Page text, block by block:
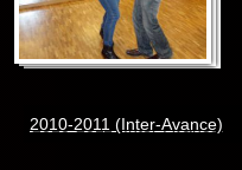
2010-2011 (Inter-Avance)